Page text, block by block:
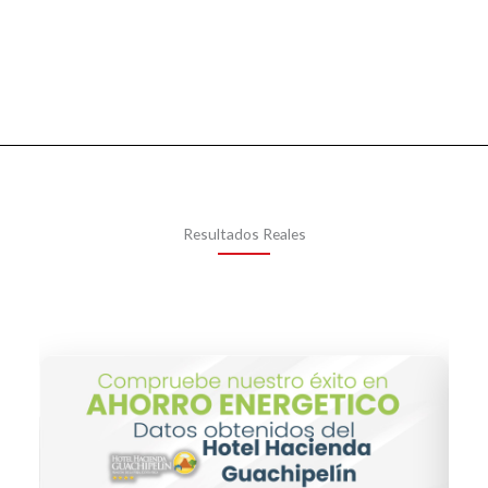
Resultados Reales